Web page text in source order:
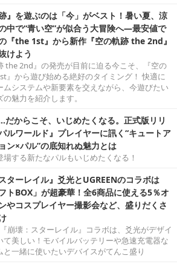
』を遊ぶのは「今」がベスト！暑い夏、涼
中で“青い空”が似合う大冒険へ―最安値で
『the 1st』から新作『空の軌跡 the 2nd』
けよう
the 2nd』の発売が目前に迫る今こそ、『空の
』から遊び始める絶好のタイミング！ 快適に
ムシステムや新要素を交えながら、今遊びたい
魅力を紹介します。
だからこそ、いじめたくなる。正式版リリ
ルワールド』プレイヤーに訊く“キュートア
ン×パル”の底知れぬ魅力とは
場する新たなパルもいじめたくなる！
ターレイル』爻光とUGREENのコラボは
トBOX」が超豪華！全6商品に使える5％オ
やコスプレイヤー撮影会など、盛りだくさ
崩壊：スターレイル』コラボは、爻光がデザイ
て美しい！モバイルバッテリーや急速充電器な
と一緒に使いたいデバイスがてんこ盛り